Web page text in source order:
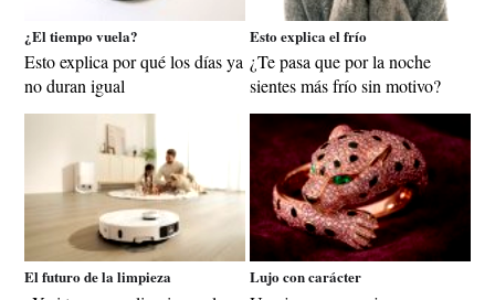
¿El tiempo vuela?
Esto explica por qué los días ya
no duran igual
Esto explica el frío
¿Te pasa que por la noche
sientes más frío sin motivo?
El futuro de la limpieza Lujo con carácter